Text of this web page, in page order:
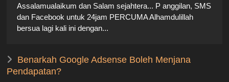
Assalamualaikum dan Salam sejahtera... P anggilan, SMS
dan Facebook untuk 24jam PERCUMA Alhamdulillah
bersua lagi kali ini dengan...
Benarkah Google Adsense Boleh Menjana
Pendapatan?